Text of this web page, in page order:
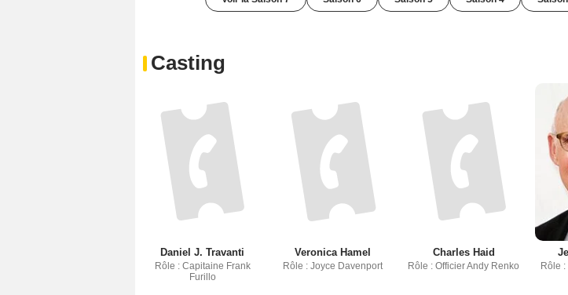
Casting
Daniel J. Travanti
Rôle : Capitaine Frank
Furillo
Veronica Hamel
Rôle : Joyce Davenport
Charles Haid
Rôle : Officier Andy Renko Rôle :